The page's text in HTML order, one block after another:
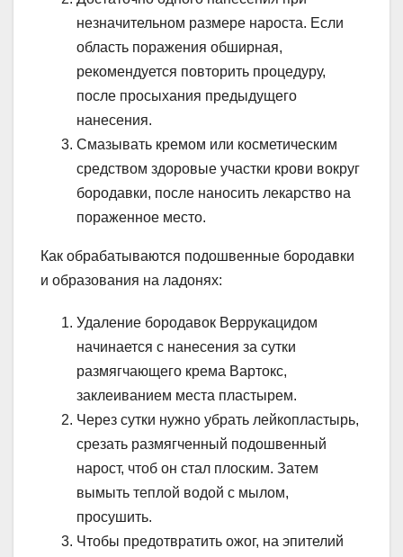
незначительном размере нароста. Если
область поражения обширная,
рекомендуется повторить процедуру,
после просыхания предыдущего
нанесения.
Смазывать кремом или косметическим
средством здоровые участки крови вокруг
бородавки, после наносить лекарство на
пораженное место.
Как обрабатываются подошвенные бородавки
и образования на ладонях:
Удаление бородавок Веррукацидом
начинается с нанесения за сутки
размягчающего крема Вартокс,
заклеиванием места пластырем.
Через сутки нужно убрать лейкопластырь,
срезать размягченный подошвенный
нарост, чтоб он стал плоским. Затем
вымыть теплой водой с мылом,
просушить.
Чтобы предотвратить ожог, на эпителий